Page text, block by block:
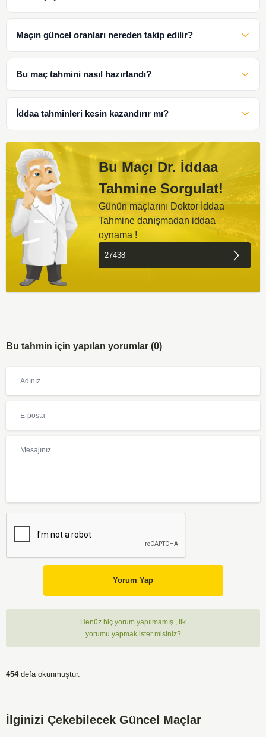
Maçın güncel oranları nereden takip edilir?
Bu maç tahmini nasıl hazırlandı?
İddaa tahminleri kesin kazandırır mı?
Bu Maçı Dr. İddaa
Tahmine Sorgulat!
Günün maçlarını Doktor İddaa
Tahmine danışmadan iddaa
oynama !
Bu tahmin için yapılan yorumlar (0)
Yorum Yap
Henüz hiç yorum yapılmamış , ilk
yorumu yapmak ister misiniz?
454defa okunmuştur.
İlginizi Çekebilecek Güncel Maçlar